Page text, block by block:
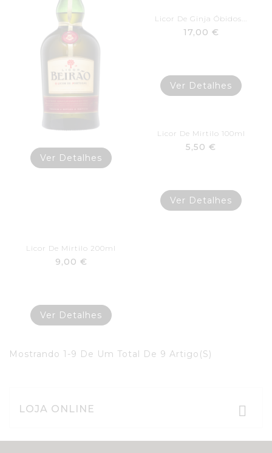
Ver Detalhes
Licor De Ginja Óbidos...
17,00 €
Ver Detalhes
Licor De Mirtilo 100ml
5,50 €
Ver Detalhes
Licor De Mirtilo 200ml
9,00 €
Ver Detalhes
Mostrando 1-9 De Um Total De 9 Artigo(s)
LOJA ONLINE 